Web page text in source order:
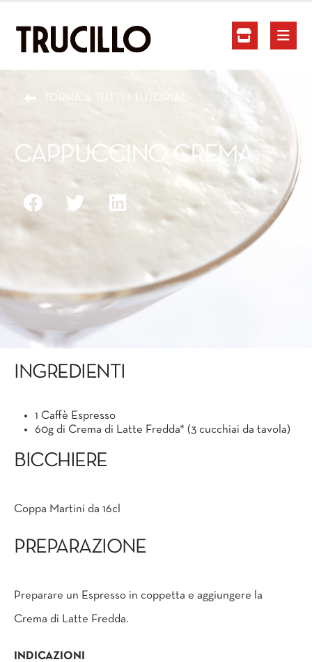
TORNA A TUTTI I TUTORIAL
CAPPUCCINO CREMA
INGREDIENTI
1 Caffè Espresso
60g di Crema di Latte Fredda* (3 cucchiai da tavola)
BICCHIERE
Coppa Martini da 16cl
PREPARAZIONE
Preparare un Espresso in coppetta e aggiungere la
Crema di Latte Fredda.
INDICAZIONI